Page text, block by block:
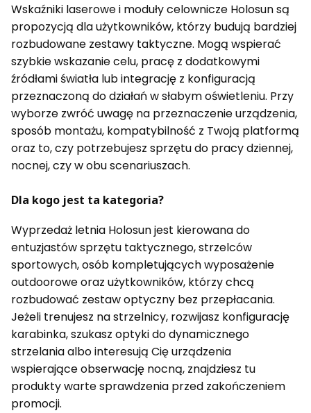
Wskaźniki laserowe i moduły celownicze Holosun są
propozycją dla użytkowników, którzy budują bardziej
rozbudowane zestawy taktyczne. Mogą wspierać
szybkie wskazanie celu, pracę z dodatkowymi
źródłami światła lub integrację z konfiguracją
przeznaczoną do działań w słabym oświetleniu. Przy
wyborze zwróć uwagę na przeznaczenie urządzenia,
sposób montażu, kompatybilność z Twoją platformą
oraz to, czy potrzebujesz sprzętu do pracy dziennej,
nocnej, czy w obu scenariuszach.
Dla kogo jest ta kategoria?
Wyprzedaż letnia Holosun jest kierowana do
entuzjastów sprzętu taktycznego, strzelców
sportowych, osób kompletujących wyposażenie
outdoorowe oraz użytkowników, którzy chcą
rozbudować zestaw optyczny bez przepłacania.
Jeżeli trenujesz na strzelnicy, rozwijasz konfigurację
karabinka, szukasz optyki do dynamicznego
strzelania albo interesują Cię urządzenia
wspierające obserwację nocną, znajdziesz tu
produkty warte sprawdzenia przed zakończeniem
promocji.